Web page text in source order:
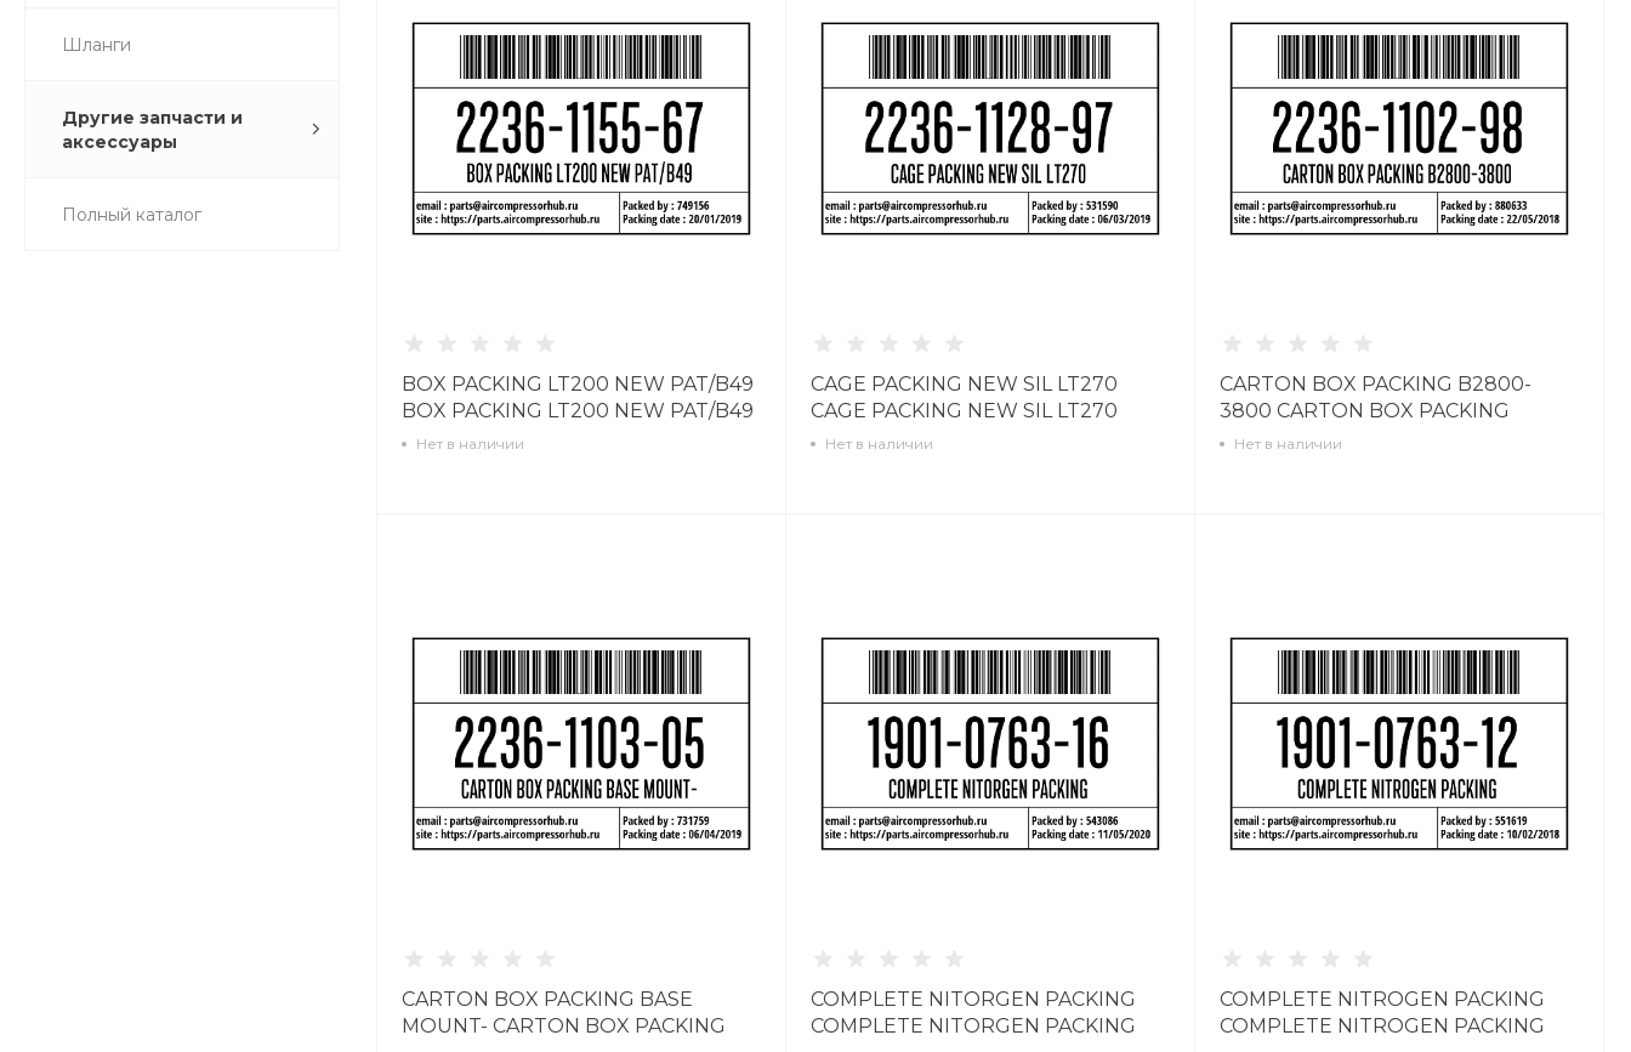
Шланги
Другие запчасти и
аксессуары
Полный каталог
BOX PACKING LT200 NEW PAT/B49
BOX PACKING LT200 NEW PAT/B49
2236115567
Нет в наличии
CAGE PACKING NEW SIL LT270
CAGE PACKING NEW SIL LT270
2236112897
Нет в наличии
CARTON BOX PACKING B2800-
3800 CARTON BOX PACKING
B2800-3800 2236110298
Нет в наличии
CARTON BOX PACKING BASE
MOUNT- CARTON BOX PACKING
COMPLETE NITORGEN PACKING
COMPLETE NITORGEN PACKING
COMPLETE NITROGEN PACKING
COMPLETE NITROGEN PACKING